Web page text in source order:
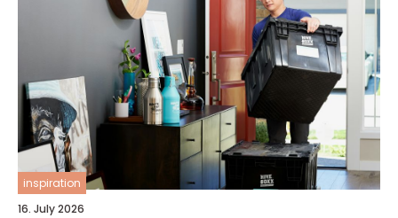
inspiration
16. July 2026